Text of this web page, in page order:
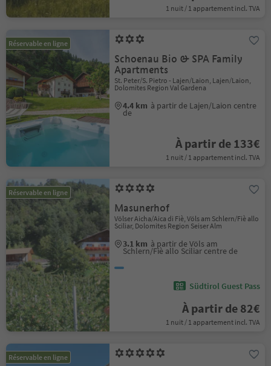
1 nuit / 1 appartement incl. TVA
Réservable en ligne
Schoenau Bio & SPA Family
Apartments
St. Peter/S. Pietro - Lajen/Laion, Lajen/Laion,
Dolomites Region Val Gardena
4.4 km à partir de Lajen/Laion centre
de
À partir de 133€
1 nuit / 1 appartement incl. TVA
Réservable en ligne
Masunerhof
Völser Aicha/Aica di Fiè, Völs am Schlern/Fiè allo
Sciliar, Dolomites Region Seiser Alm
3.1 km à partir de Völs am
Schlern/Fiè allo Sciliar centre de
Südtirol Guest Pass
À partir de 82€
1 nuit / 1 appartement incl. TVA
Réservable en ligne